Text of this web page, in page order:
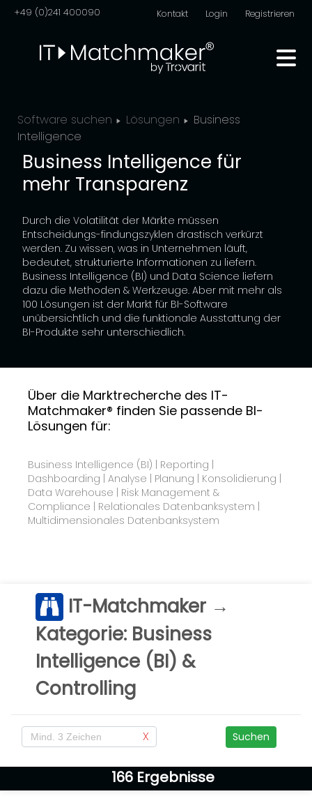
+49 (0)241 400090 Kontakt Login Registrieren
Software suchen Lösungen
Business
Intelligence
Business Intelligence für
mehr Transparenz
Durch die Volatilität der Märkte müssen
Entscheidungs-findungszyklen drastisch verkürzt
werden. Zu wissen, was in Unternehmen läuft,
bedeutet, strukturierte Informationen zu liefern.
Business Intelligence (BI) und Data Science liefern
dazu die Methoden & Werkzeuge. Aber mit mehr als
100 Lösungen ist der Markt für BI-Software
unübersichtlich und die funktionale Ausstattung der
BI-Produkte sehr unterschiedlich.
Über die Marktrecherche des IT-
Matchmaker® finden Sie passende BI-
Lösungen für:
Business Intelligence (BI) | Reporting |
Dashboarding | Analyse | Planung | Konsolidierung |
Data Warehouse | Risk Management &
Compliance | Relationales Datenbanksystem |
Multidimensionales Datenbanksystem
IT-Matchmaker →
Kategorie: Business
Intelligence (BI) &
Controlling
X Suchen
166Ergebnisse